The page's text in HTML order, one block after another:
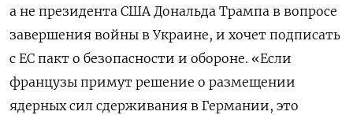
а не президента США Дональда Трампа в вопросе
завершения войны в Украине, и хочет подписать
с ЕС пакт о безопасности и обороне. «Если
французы примут решение о размещении
ядерных сил сдерживания в Германии, это